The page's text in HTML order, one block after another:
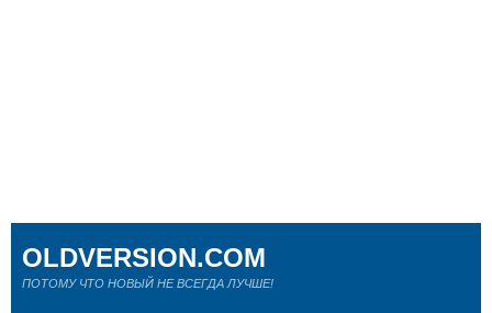
OLDVERSION.COM
ПОТОМУ ЧТО НОВЫЙ НЕ ВСЕГДА ЛУЧШЕ!